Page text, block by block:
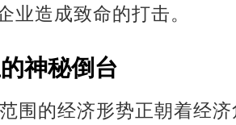
业造成致命的打击。
神秘倒台
围的经济形势正朝着经